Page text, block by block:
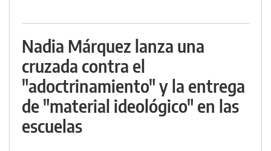
Nadia Márquez lanza una
cruzada contra el
"adoctrinamiento" y la entrega
de "material ideológico" en las
escuelas